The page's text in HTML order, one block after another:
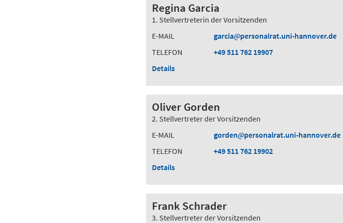
Regina Garcia
1. Stellvertreterin der Vorsitzenden
E-MAIL
garcia
personalrat.uni-hannover.de
TELEFON
+49 511 762 19907
Details
Oliver Gorden
2. Stellvertreter der Vorsitzenden
E-MAIL
gorden
personalrat.uni-hannover.de
TELEFON
+49 511 762 19902
Details
Frank Schrader
3. Stellvertreter der Vorsitzenden